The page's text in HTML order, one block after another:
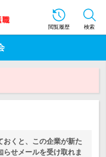
閲覧履歴 検索
おくと、この企業が新た
せメールを受け取れま